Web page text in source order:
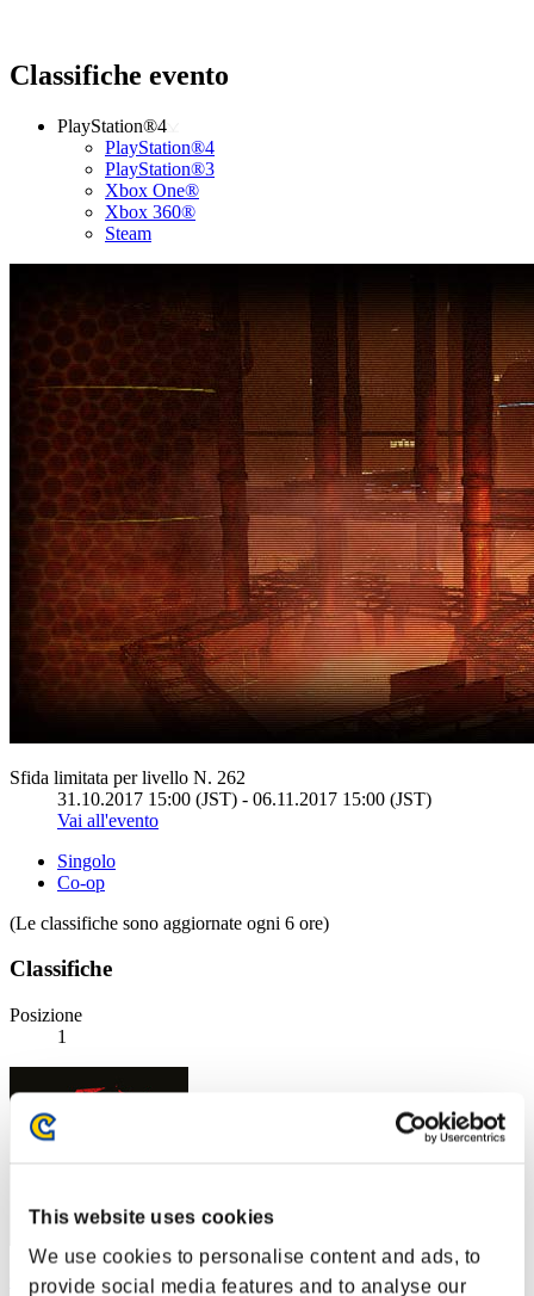
This website uses cookies
We use cookies to personalise content and ads, to
provide social media features and to analyse our
Classifiche evento
PlayStation®4
PlayStation®4
PlayStation®3
Xbox One®
Xbox 360®
Steam
Sfida limitata per livello N. 262
31.10.2017 15:00 (JST) - 06.11.2017 15:00 (JST)
Vai all'evento
Singolo
Co-op
(Le classifiche sono aggiornate ogni 6 ore)
Classifiche
Posizione
1
CarvedBard4